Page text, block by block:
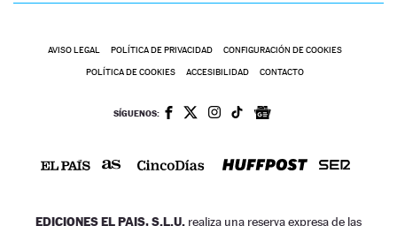
AVISO LEGAL POLÍTICA DE PRIVACIDAD CONFIGURACIÓN DE COOKIES
POLÍTICA DE COOKIES ACCESIBILIDAD CONTACTO
SÍGUENOS:
EDICIONES EL PAIS, S.L.U. realiza una reserva expresa de las